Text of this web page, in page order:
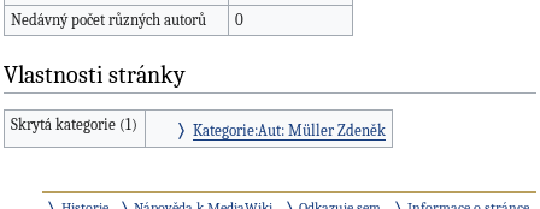
Nedávný počet různých autorů
0
Vlastnosti stránky
Skrytá kategorie (1) Kategorie:Aut: Müller Zdeněk